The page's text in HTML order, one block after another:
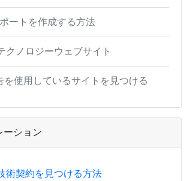
ートを作成する方法
クノロジーウェブサイト
使用しているサイトを見つける
ーション
術契約を見つける方法